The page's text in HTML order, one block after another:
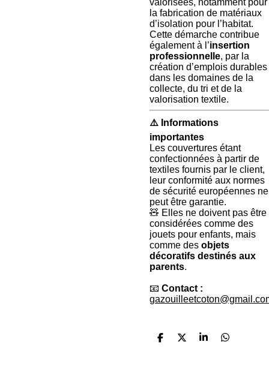
valorisées, notamment pour
la fabrication de matériaux
d’isolation pour l’habitat.
Cette démarche contribue
également à l’insertion
professionnelle, par la
création d’emplois durables
dans les domaines de la
collecte, du tri et de la
valorisation textile.
⚠️ Informations
importantes
Les couvertures étant
confectionnées à partir de
textiles fournis par le client,
leur conformité aux normes
de sécurité européennes ne
peut être garantie.
🧸 Elles ne doivent pas être
considérées comme des
jouets pour enfants, mais
comme des objets
décoratifs destinés aux
parents.
📧 Contact :
P
P
P
P